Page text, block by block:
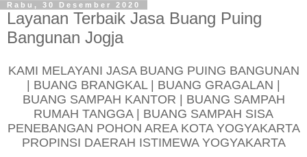
Rabu, 30 Desember 2020
Layanan Terbaik Jasa Buang Puing
Bangunan Jogja
KAMI MELAYANI JASA BUANG PUING BANGUNAN
| BUANG BRANGKAL | BUANG GRAGALAN |
BUANG SAMPAH KANTOR | BUANG SAMPAH
RUMAH TANGGA | BUANG SAMPAH SISA
PENEBANGAN POHON AREA KOTA YOGYAKARTA
PROPINSI DAERAH ISTIMEWA YOGYAKARTA